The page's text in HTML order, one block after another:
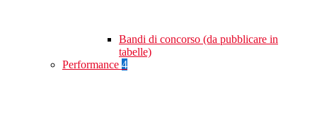
Bandi di concorso (da pubblicare in
tabelle)
Performance 4